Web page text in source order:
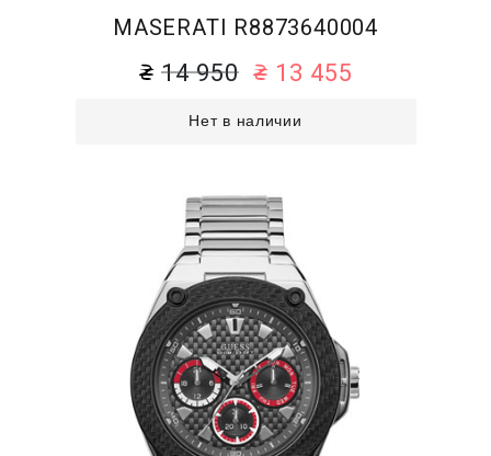
MASERATI R8873640004
14 950 13 455
Нет в наличии